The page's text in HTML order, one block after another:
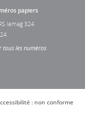
papiers
lemag 324
tous les numéros
: non conforme